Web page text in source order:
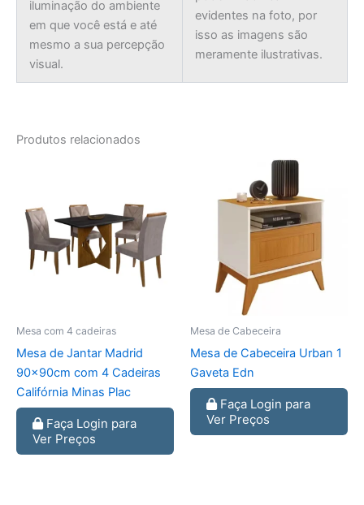
iluminação do ambiente
em que você está e até
mesmo a sua percepção
visual.
evidentes na foto, por
isso as imagens são
meramente ilustrativas.
Produtos relacionados
Mesa com 4 cadeiras
Mesa de Jantar Madrid
90x90cm com 4 Cadeiras
Califórnia Minas Plac
Faça Login para
Ver Preços
Mesa de Cabeceira
Mesa de Cabeceira Urban 1
Gaveta Edn
Faça Login para
Ver Preços